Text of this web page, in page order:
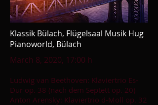
Klassik Bülach, Flügelsaal Musik Hug
Pianoworld, Bülach
March 8, 2020, 17:00 h
Ludwig van Beethoven: Klaviertrio Es-
Dur op. 38 (nach dem Septett op. 20)
Anton Arensky: Klaviertrio d-Moll op. 32